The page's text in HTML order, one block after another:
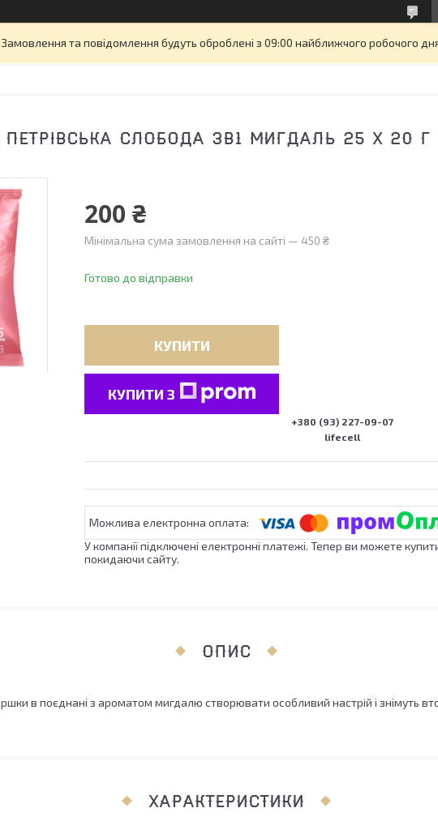
та повідомлення будуть оброблені з 09:00 найближчого робочого
СЛОБОДА 3В1 МИГДАЛЬ 25 Х 20 Г
200 ₴
Мінімальна сума замовлення на сайті — 450 ₴
Готово до відправки
КУПИТИ
КУПИТИ З
+380 (93) 227-09-07
lifecell
У компанії підключені електронні платежі. Тепер ви можете
покидаючи сайту.
ОПИС
в поєднані з ароматом мигдалю створювати особливий настрій і знімуть
ХАРАКТЕРИСТИКИ